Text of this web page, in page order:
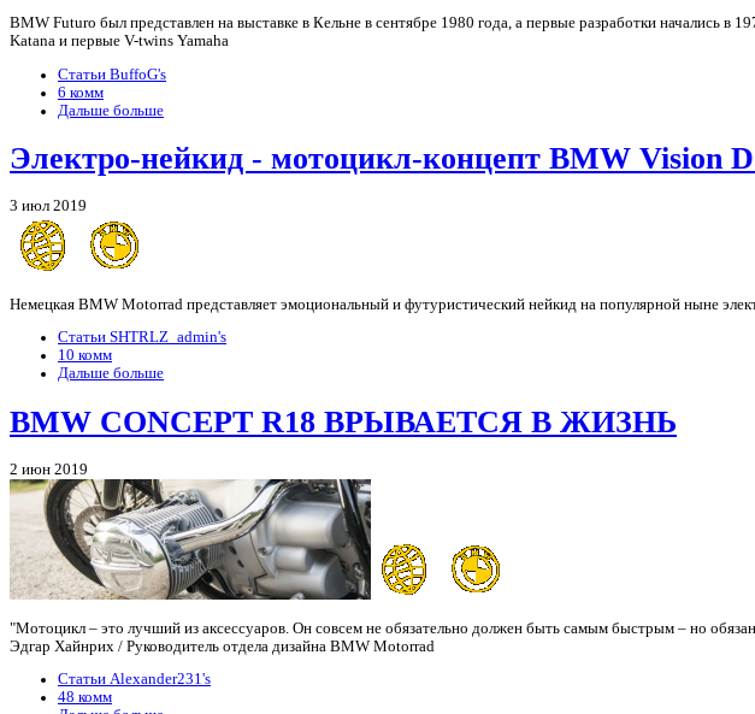
BMW Futuro был представлен на выставке в Кельне в сентябре 1980 года, а первые разработки начались в
Katana и первые V-twins Yamaha
Статьи BuffoG's
6 комм
Дальше больше
Электро-нейкид - мотоцикл-концепт BMW Vision
3 июл 2019
Немецкая BMW Motorrad представляет эмоциональный и футуристический нейкид на популярной ныне
Статьи SHTRLZ_admin's
10 комм
Дальше больше
BMW CONCEPT R18 ВРЫВАЕТСЯ В ЖИЗНЬ
2 июн 2019
"Мотоцикл – это лучший из аксессуаров. Он совсем не обязательно должен быть самым быстрым – но
Эдгар Хайнрих / Руководитель отдела дизайна BMW Motorrad
Статьи Alexander231's
48 комм